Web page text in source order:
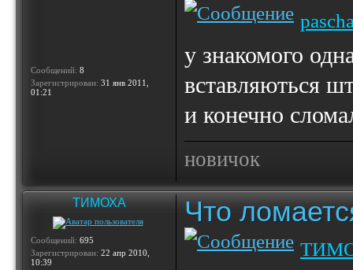
Сообщений: 8
Зарегистрирован: 31 янв 2011,
01:21
у знакомого
вставляються
и конечно
новичок
ТИМОХА
Сообщений: 695
Зарегистрирован: 22 апр 2010,
10:39
Что